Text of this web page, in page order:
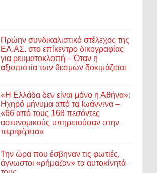
Πρώην συνδικαλιστικό στέλεχος της
ΕΛ.ΑΣ. στο επίκεντρο δικογραφίας
για ρευματοκλοπή – Όταν η
αξιοπιστία των θεσμών δοκιμάζεται
«Η Ελλάδα δεν είναι μόνο η Αθήνα»:
Ηχηρό μήνυμα από τα Ιωάννινα –
«66 από τους 168 πεσόντες
αστυνομικούς υπηρετούσαν στην
περιφέρεια»
Την ώρα που έσβηναν τις φωτιές,
άγνωστοι «ρήμαζαν» τα αυτοκίνητά